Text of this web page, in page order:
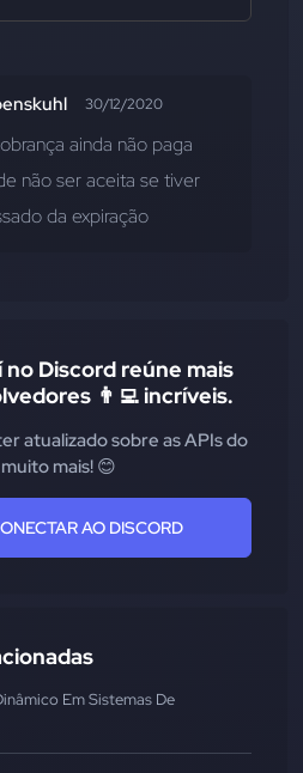
30/12/2020
ainda não paga
não ser aceita se tiver
da expiração
Discord reúne mais
👨‍💻 incríveis.
atualizado sobre as APIs do
mais! 😊
AO DISCORD
Em Sistemas De